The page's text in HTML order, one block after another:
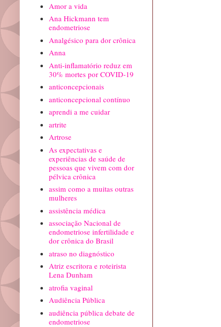
Amor a vida
Ana Hickmann tem
endometriose
Analgésico para dor crônica
Anna
Anti-inflamatório reduz em
30% mortes por COVID-19
anticoncepcionais
anticoncepcional contínuo
aprendi a me cuidar
artrite
Artrose
As expectativas e
experiências de saúde de
pessoas que vivem com dor
pélvica crônica
assim como a muitas outras
mulheres
assistência médica
associação Nacional de
endometriose infertilidade e
dor crônica do Brasil
atraso no diagnóstico
Atriz escritora e roteirista
Lena Dunham
atrofia vaginal
Audiência Pública
audiência pública debate de
endometriose